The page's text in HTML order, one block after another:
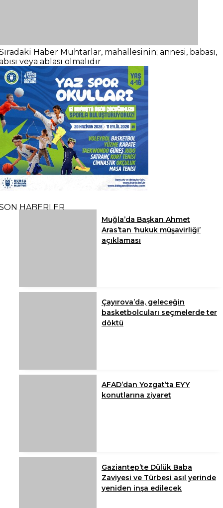
Haber Muhtarlar, mahallesinin; annesi, babası,
veya ablası olmalıdır
HABERLER
Muğla’da Başkan Ahmet
Aras’tan ‘hukuk müşavirliği’
açıklaması
Çayırova’da, geleceğin
basketbolcuları seçmelerde ter
döktü
AFAD’dan Yozgat’ta EYY
konutlarına ziyaret
Gaziantep’te Dülük Baba
Zaviyesi ve Türbesi asıl yerinde
yeniden inşa edilecek